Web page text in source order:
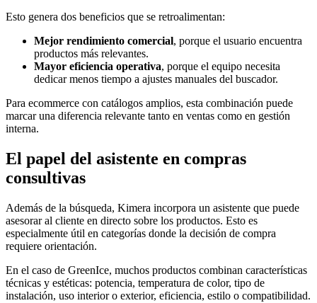
Esto genera dos beneficios que se retroalimentan:
Mejor rendimiento comercial, porque el usuario encuentra
productos más relevantes.
Mayor eficiencia operativa, porque el equipo necesita
dedicar menos tiempo a ajustes manuales del buscador.
Para ecommerce con catálogos amplios, esta combinación puede
marcar una diferencia relevante tanto en ventas como en gestión
interna.
El papel del asistente en compras
consultivas
Además de la búsqueda, Kimera incorpora un asistente que puede
asesorar al cliente en directo sobre los productos. Esto es
especialmente útil en categorías donde la decisión de compra
requiere orientación.
En el caso de GreenIce, muchos productos combinan características
técnicas y estéticas: potencia, temperatura de color, tipo de
instalación, uso interior o exterior, eficiencia, estilo o compatibilidad.